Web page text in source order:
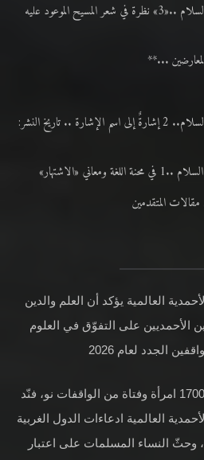
رأيٌ في لغة المسيح الموعود عليه السلام ..«3» نظرة في شعر المسيح الموعود عليه
...**
رأي في لغة المسيح الموعود عليه السلام.. 2 إشارةٌ إلى اسم الإشارة .. تاريخ النشر:
«الاشتهار»
المتقدمين
العالمية يؤكد أن العلم والدين
الأحمديين على التفوّق في العلوم
الجدد لعام 2026
في خطابٍ أمام أكثر من 1700 امرأة وفتاة من الواقفات نو، فنّد
العالمية ادعاءات الدول الغربية
وحثّ النساء المسلمات على اعتبار